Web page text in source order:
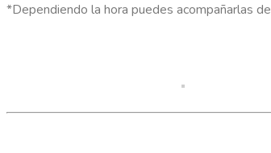
*Dependiendo la hora puedes acompañarlas